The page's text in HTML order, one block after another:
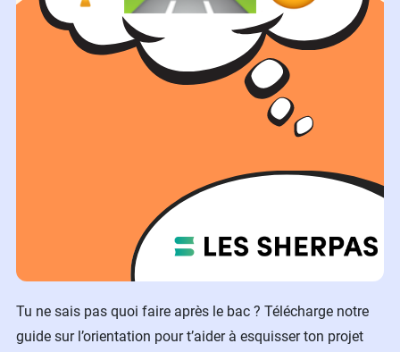
Tu ne sais pas quoi faire après le bac ? Télécharge notre
guide sur l’orientation pour t’aider à esquisser ton projet